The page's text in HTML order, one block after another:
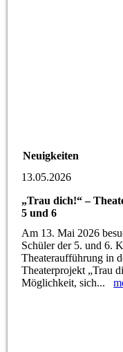
Neuigkeiten
13.05.2026
„Trau dich!“ –
5 und 6
Am 13. Mai 2026
Schüler der 5. und 6.
Theateraufführung in
Theaterprojekt „Trau
Möglichkeit, sich...